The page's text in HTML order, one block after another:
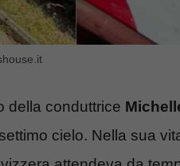
della conduttrice
cielo. Nella sua